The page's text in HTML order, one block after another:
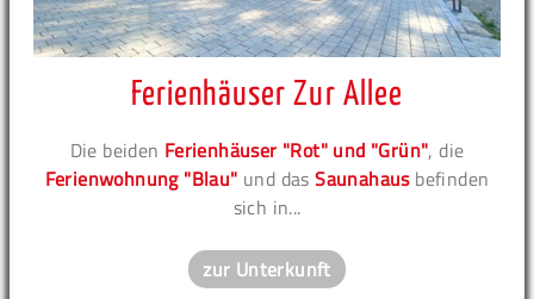
Ferienhäuser Zur Allee
Die beiden Ferienhäuser "Rot" und "Grün", die
Ferienwohnung "Blau" und dasSaunahausbefinden
sich in...
zur Unterkunft